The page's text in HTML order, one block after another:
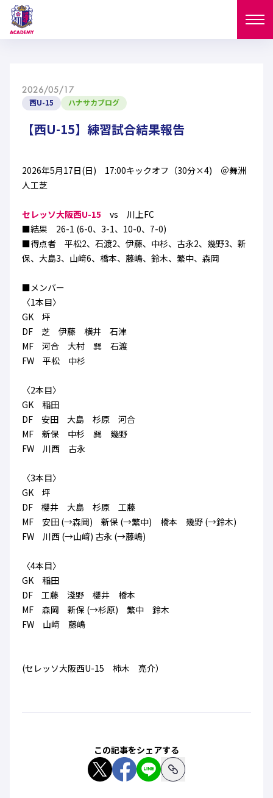
NEWS
U-15
U-12 ガールズU-18
ガールズU-15 セレクション
試合日程
西U-15 和歌山U-15
U-12 ガールズU-18
ガールズU-15
U-18 U-15
ガールズU-15
スタッフ
セレクション
SELECTION
アカデミー
セレクション
フィロソフィー
ハナサカクラブ
2026/05/17
西U-15 ハナサカブログ
【西U-15】練習試合結果報告
2026年5月17日(日) 17:00キックオフ（30分×4) ＠舞洲
人工芝
セレッソ大阪西U-15 vs 川上FC
■結果 26-1 (6-0、3-1、10-0、7-0)
■得点者 平松2、石渡2、伊藤、中杉、古永2、幾野3、新
保、大島3、山﨑6、橋本、藤嶋、鈴木、繁中、森岡
■メンバー
〈1本目〉
GK 坪
DF 芝 伊藤 横井 石津
MF 河合 大村 巽 石渡
FW 平松 中杉
〈2本目〉
GK 稲田
DF 安田 大島 杉原 河合
MF 新保 中杉 巽 幾野
FW 川西 古永
〈3本目〉
GK 坪
DF 櫻井 大島 杉原 工藤
MF 安田 (→森岡) 新保 (→繁中) 橋本 幾野 (→鈴木)
FW 川西 (→山﨑) 古永 (→藤嶋)
〈4本目〉
GK 稲田
DF 工藤 淺野 櫻井 橋本
MF 森岡 新保 (→杉原) 繁中 鈴木
FW 山﨑 藤嶋
(セレッソ大阪西U-15 柿木 亮介）
この記事をシェアする